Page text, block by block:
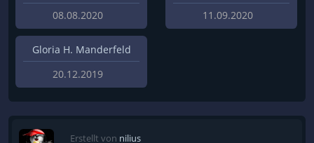
08.08.2020
11.09.2020
Gloria H. Manderfeld
20.12.2019
Erstellt von nilius